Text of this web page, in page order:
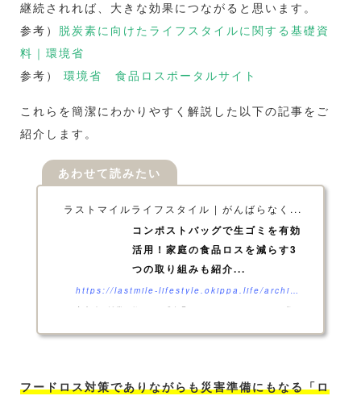
継続されれば、大きな効果につながると思います。
参考） 脱炭素に向けたライフスタイルに関する基礎資
料｜環境省
参考） 環境省 食品ロスポータルサイト
これらを簡潔にわかりやすく解説した以下の記事をご
紹介します。
ラストマイルライフスタイル | がんばらなく...
コンポストバッグで生ゴミを有効
活用！家庭の食品ロスを減らす3
つの取り組みも紹介...
https://lastmile-lifestyle.okippa.life/archives/1449
家庭科の授業で教わった「食品ロス（フードロス）」は、私た
存...
フードロス対策でありながらも災害準備にもなる「ロ